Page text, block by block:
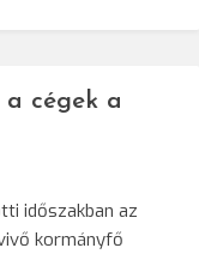
a cégek a
időszakban az
kormányfő